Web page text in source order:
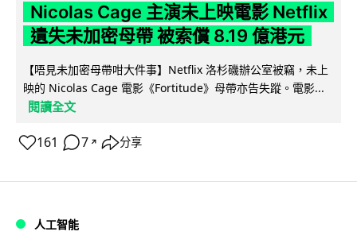
Nicolas Cage 主演未上映電影 Netflix
遺失未加密母帶 被索償 8.19 億港元
【唔見未加密母帶咁大件事】Netflix 洛杉磯辦公室被竊，未上
映的 Nicolas Cage 電影《Fortitude》母帶亦告失蹤。電影...
閱讀全文
161 7 ↗ 分享
人工智能